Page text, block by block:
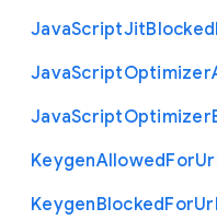
JavaScriptJitBlocked
JavaScriptOptimizer
JavaScriptOptimizer
KeygenAllowedFor
KeygenBlockedFor